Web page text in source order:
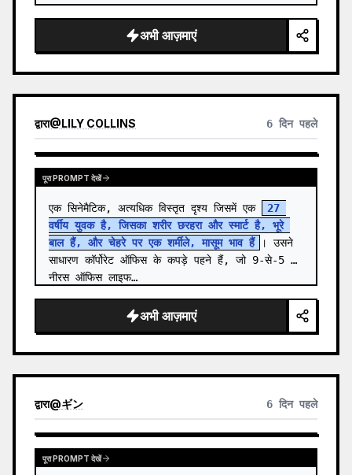
अभी आज़माएं
द्वारा@LILY COLLINS 6 दिन पहले
पूरा PROMPT देखें
एक सिनेमैटिक, अत्यधिक विस्तृत दृश्य जिसमें एक
27
वर्षीय युवक है, जिसका शरीर छरहरा और स्मार्ट है, भूरे
बाल हैं, और चेहरे पर एक शर्मीले, मासूम भाव हैं
। उसने
साधारण कॉर्पोरेट ऑफिस के कपड़े पहने हैं, जो 9-से-5 की
नीरस ऑफिस लाइफ…
अभी आज़माएं
द्वारा@ギン 6 दिन पहले
पूरा PROMPT देखें